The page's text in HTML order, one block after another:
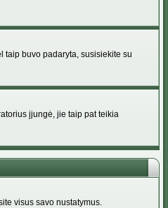
taip buvo padaryta, susisiekite su
įjungė, jie taip pat teikia
visus savo nustatymus.